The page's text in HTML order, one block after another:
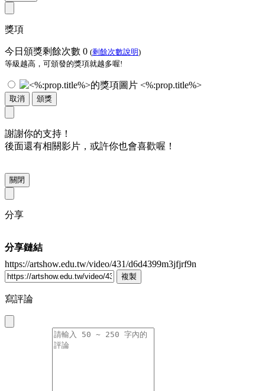
獎項
今日頒獎剩餘次數 0 (剩餘次數說明)
等級越高，可頒發的獎項就越多喔!
<%:prop.title%>
取消 頒獎
謝謝你的支持！
後面還有相關影片，或許你也會喜歡喔！
關閉
分享
分享鏈結
https://artshow.edu.tw/video/431/d6d4399m3jfjrf9n
複製
寫評論